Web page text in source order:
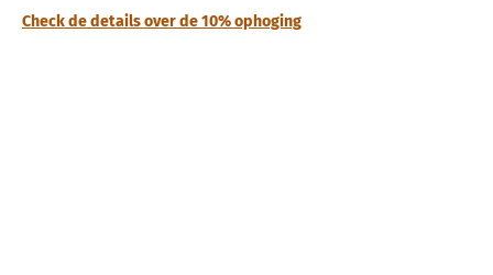
Check de details over de 10% ophoging